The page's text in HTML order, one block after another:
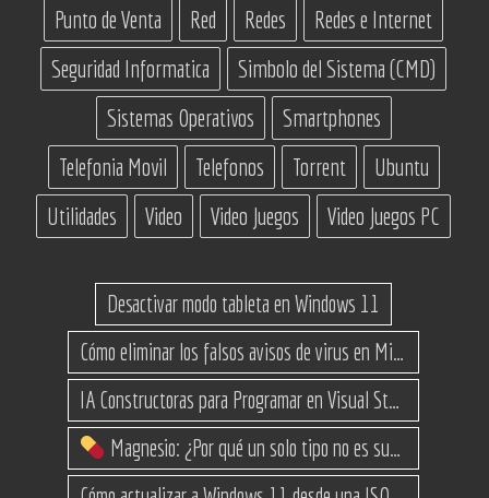
Punto de Venta
Red Redes
Redes e Internet
Seguridad Informatica
Simbolo del Sistema (CMD)
Sistemas Operativos
Smartphones
Telefonia Movil
Telefonos Torrent
Ubuntu
Utilidades
Video Video Juegos Video Juegos PC
Desactivar modo tableta en Windows 11
Magnesio: ¿Por qué un solo tipo no es suficiente? (Guía de variantes)